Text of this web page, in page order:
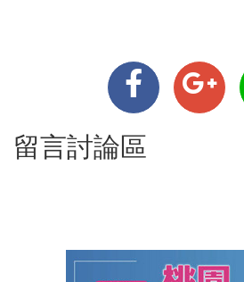
留言討論區